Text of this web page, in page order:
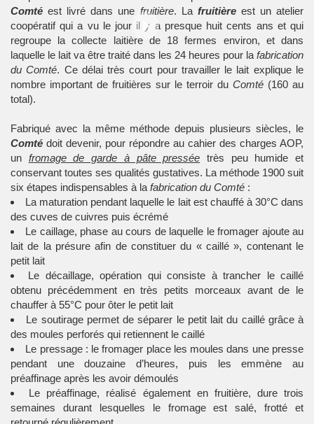
Comté est livré dans une fruitière. La fruitièreest un atelier
coopératif qui a vu le jour il y a presque huit cents ans et qui
regroupe la collecte laitière de 18 fermes environ, et dans
laquelle le lait va être traité dans les 24 heures pour la fabrication
du Comté. Ce délai très court pour travailler le lait explique le
nombre important de fruitières sur le terroir du Comté (160 au
total).
Fabriqué avec la même méthode depuis plusieurs siècles, le
Comté doit devenir, pour répondre au cahier des charges AOP,
un fromage de garde à pâte pressée très peu humide et
conservant toutes ses qualités gustatives. La méthode 1900 suit
six étapes indispensables à la fabrication du Comté :
La maturation pendant laquelle le lait est chauffé à 30°C dans
des cuves de cuivres puis écrémé
Le caillage, phase au cours de laquelle le fromager ajoute au
lait de la présure afin de constituer du « caillé », contenant le
petit lait
Le décaillage, opération qui consiste à trancher le caillé
obtenu précédemment en très petits morceaux avant de le
chauffer à 55°C pour ôter le petit lait
Le soutirage permet de séparer le petit lait du caillé grâce à
des moules perforés qui retiennent le caillé
Le pressage : le fromager place les moules dans une presse
pendant une douzaine d’heures, puis les emmène au
préaffinage après les avoir démoulés
Le préaffinage, réalisé également en fruitière, dure trois
semaines durant lesquelles le fromage est salé, frotté et